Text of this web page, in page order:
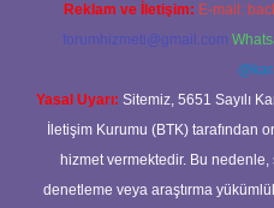
Reklam ve İletişim: E-mail:
forumhizmeti@gmail.com
Yasal Uyarı: Sitemiz, 5651 Sayılı
İletişim Kurumu (BTK) tarafından
hizmet vermektedir. Bu
denetleme veya araştırma